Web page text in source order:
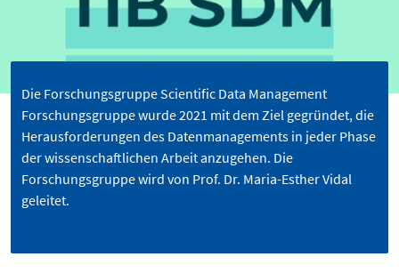
Die Forschungsgruppe Scientific Data Management
Forschungsgruppe wurde 2021 mit dem Ziel gegründet, die
Herausforderungen des Datenmanagements in jeder Phase
der wissenschaftlichen Arbeit anzugehen. Die
Forschungsgruppe wird von Prof. Dr. Maria-Esther Vidal
geleitet.